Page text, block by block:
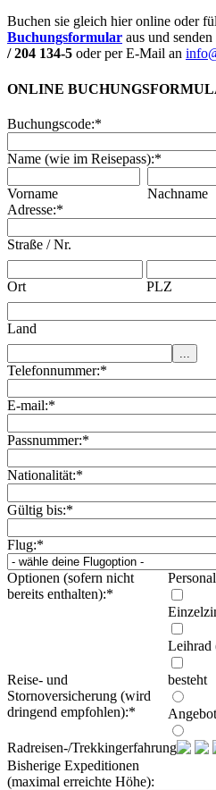
Buchen sie gleich hier online oder
Buchungsformular aus und
/ 204 134-5 oder per E-Mail an
ONLINE
Buchungscode:*
Name (wie im Reisepass):*
Vorname
Nachname
Adresse:*
Straße / Nr.
Ort PLZ
Land
Telefonnummer:*
E-mail:*
Passnummer:*
Nationalität:*
Gültig bis:*
Flug:*
Optionen (sofern nicht
bereits enthalten):*
Leihrad
Reise- und
Stornoversicherung (wird
dringend empfohlen):*
besteht
Radreisen-/Trekkingerfahrung:
Bisherige Expeditionen
(maximal erreichte Höhe):